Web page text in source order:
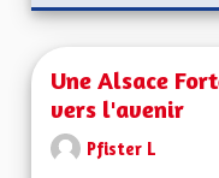
Une Alsace
vers l'avenir
Pfister L